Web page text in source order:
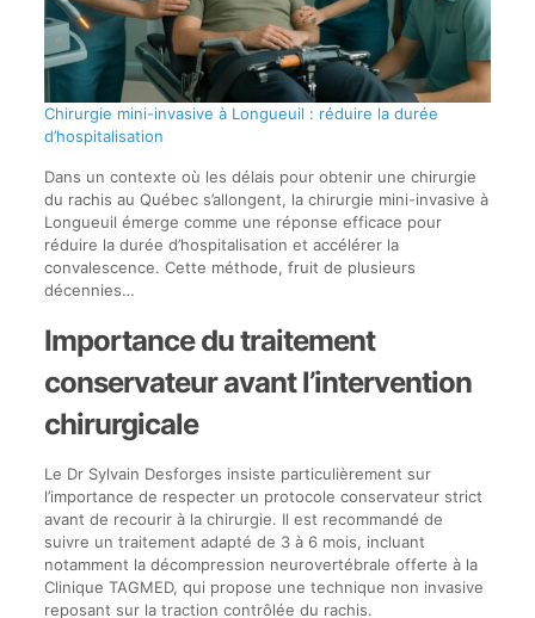
Chirurgie mini-invasive à Longueuil : réduire la durée
d’hospitalisation
Dans un contexte où les délais pour obtenir une chirurgie
du rachis au Québec s’allongent, la chirurgie mini-invasive à
Longueuil émerge comme une réponse efficace pour
réduire la durée d’hospitalisation et accélérer la
convalescence. Cette méthode, fruit de plusieurs
décennies…
Importance du traitement
conservateur avant l’intervention
chirurgicale
Le Dr Sylvain Desforges insiste particulièrement sur
l’importance de respecter un protocole conservateur strict
avant de recourir à la chirurgie. Il est recommandé de
suivre un traitement adapté de 3 à 6 mois, incluant
notamment la décompression neurovertébrale offerte à la
Clinique TAGMED, qui propose une technique non invasive
reposant sur la traction contrôlée du rachis.